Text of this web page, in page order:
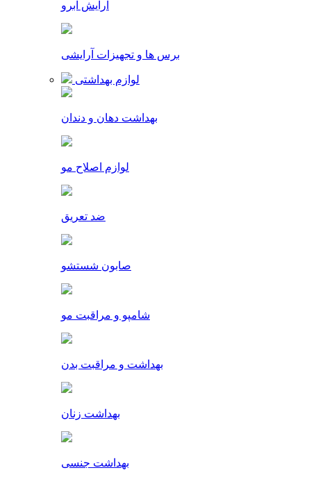
آرایش ابرو
برس ها و تجهیزات آرایشی
لوازم بهداشتی
بهداشت دهان و دندان
لوازم اصلاح مو
ضد تعریق
صابون شستشو
شامپو و مراقبت مو
بهداشت و مراقبت بدن
بهداشت زنان
بهداشت جنسی